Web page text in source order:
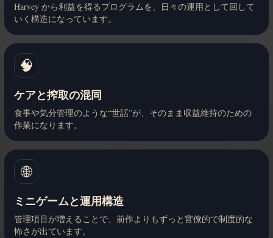
Harvey から利益を得るプログラムを、日々の運用として回して
いく構造になっています。
🧠
ケアと搾取の混同
食事や気分管理のような“世話”が、そのまま収益維持のための
作業になります。
🌐
ミニゲームと運用構造
管理項目が増えることで、前作よりもずっと官僚的で制度的な
怖さが出ています。